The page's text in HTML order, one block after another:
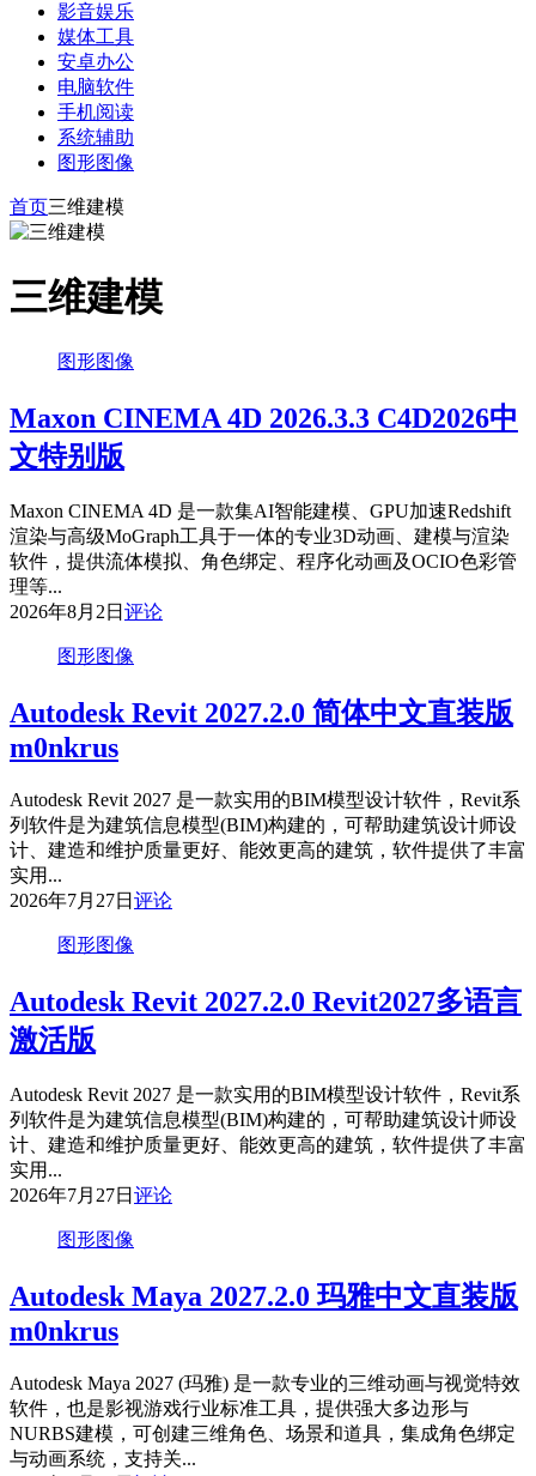
影音娱乐
媒体工具
安卓办公
电脑软件
手机阅读
系统辅助
图形图像
首页三维建模
三维建模
图形图像
Maxon CINEMA 4D 2026.3.3 C4D2026中
文特别版
Maxon CINEMA 4D 是一款集AI智能建模、GPU加速Redshift
渲染与高级MoGraph工具于一体的专业3D动画、建模与渲染
软件，提供流体模拟、角色绑定、程序化动画及OCIO色彩管
理等...
2026年8月2日 评论
图形图像
Autodesk Revit 2027.2.0 简体中文直装版
m0nkrus
Autodesk Revit 2027 是一款实用的BIM模型设计软件，Revit系
列软件是为建筑信息模型(BIM)构建的，可帮助建筑设计师设
计、建造和维护质量更好、能效更高的建筑，软件提供了丰富
实用...
2026年7月27日 评论
图形图像
Autodesk Revit 2027.2.0 Revit2027多语言
激活版
Autodesk Revit 2027 是一款实用的BIM模型设计软件，Revit系
列软件是为建筑信息模型(BIM)构建的，可帮助建筑设计师设
计、建造和维护质量更好、能效更高的建筑，软件提供了丰富
实用...
2026年7月27日 评论
图形图像
Autodesk Maya 2027.2.0 玛雅中文直装版
m0nkrus
Autodesk Maya 2027 (玛雅) 是一款专业的三维动画与视觉特效
软件，也是影视游戏行业标准工具，提供强大多边形与
NURBS建模，可创建三维角色、场景和道具，集成角色绑定
与动画系统，支持关...